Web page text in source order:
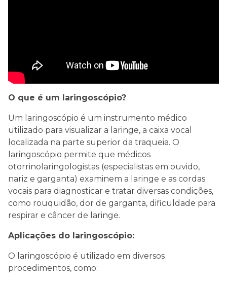
O que é um laringoscópio?
Um laringoscópio é um instrumento médico
utilizado para visualizar a laringe, a caixa vocal
localizada na parte superior da traqueia. O
laringoscópio permite que médicos
otorrinolaringologistas (especialistas em ouvido,
nariz e garganta) examinem a laringe e as cordas
vocais para diagnosticar e tratar diversas condições,
como rouquidão, dor de garganta, dificuldade para
respirar e câncer de laringe.
Aplicações do laringoscópio:
O laringoscópio é utilizado em diversos
procedimentos, como: